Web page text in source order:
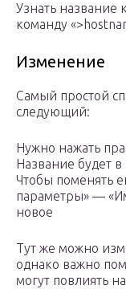
Узнать название
команду
Изменение
Самый простой
следующий:
Нужно нажать
Название будет
Чтобы поменять
параметры» —
новое
Тут же можно
однако важно
могут повлиять